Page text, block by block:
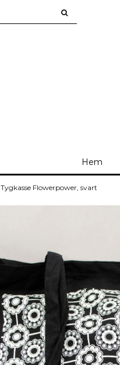
Hem
Tygkasse Flowerpower, svart